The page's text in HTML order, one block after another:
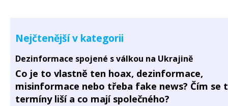
Nejčtenější v kategorii
Dezinformace spojené s válkou na Ukrajině
Co je to vlastně ten hoax, dezinformace,
misinformace nebo třeba fake news? Čím se
termíny liší a co mají společného?